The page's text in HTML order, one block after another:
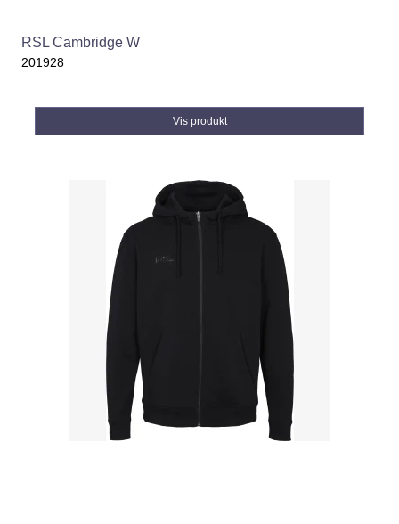
RSL Cambridge W
201928
Vis produkt